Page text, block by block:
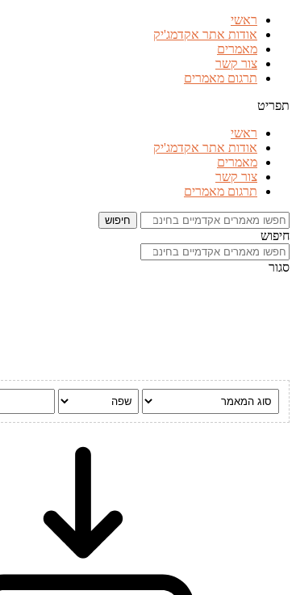
לתוכן
ראשי
אודות אתר אקדמג'יק
מאמרים
צור קשר
תרגום מאמרים
תפריט
ראשי
אודות אתר אקדמג'יק
מאמרים
צור קשר
תרגום מאמרים
חיפוש
חיפוש
סגור